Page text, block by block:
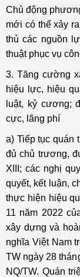
Chủ động
mới có thể xảy
thủ các nguồn
thuật phục vụ
3. Tăng cường
hiệu lực, hiệu
luật, kỷ cương;
cực, lãng phí
a) Tiếp tục quán
đủ chủ trương,
XIII; các nghị
quyết, kết luận,
thực hiện hiệu
11 năm 2022
xây dựng và
nghĩa Việt Nam
TW ngày 28
NQ/TW. Quán